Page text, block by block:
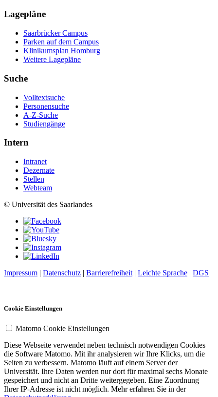
Lagepläne
Saarbrücker Campus
Parken auf dem Campus
Klinikumsplan Homburg
Weitere Lagepläne
Suche
Volltextsuche
Personensuche
A-Z-Suche
Studiengänge
Intern
Intranet
Dezernate
Stellen
Webteam
© Universität des Saarlandes
Impressum | Datenschutz | Barrierefreiheit | Leichte Sprache | DGS
Cookie Einstellungen
Matomo Cookie Einstellungen
Diese Webseite verwendet neben technisch notwendigen Cookies
die Software Matomo. Mit ihr analysieren wir Ihre Klicks, um die
Seiten zu verbessern. Matomo läuft auf einem Server der
Universität. Ihre Daten werden nur dort für maximal sechs Monate
gespeichert und nicht an Dritte weitergegeben. Eine Zuordnung
Ihrer IP-Adresse ist nicht möglich. Mehr erfahren Sie in der